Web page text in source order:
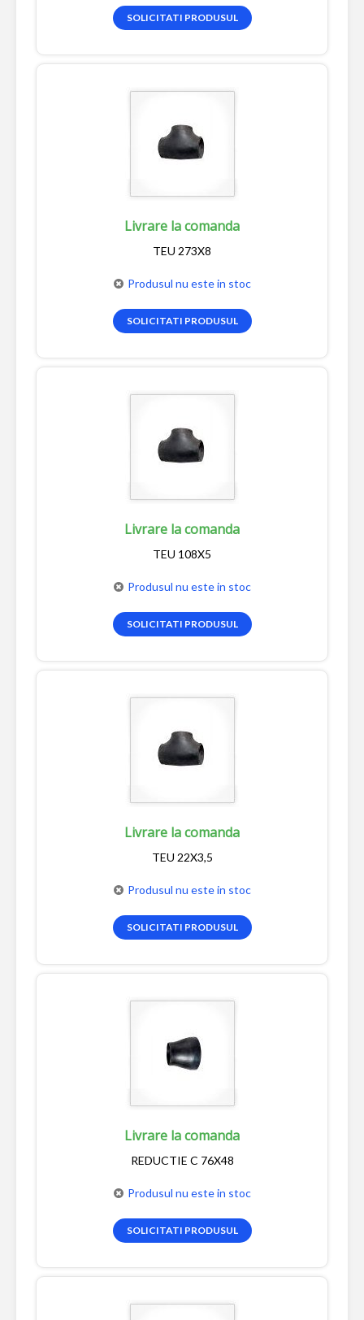
SOLICITATI PRODUSUL
Livrare la comanda
TEU 273X8
Produsul nu este in stoc
SOLICITATI PRODUSUL
Livrare la comanda
TEU 108X5
Produsul nu este in stoc
SOLICITATI PRODUSUL
Livrare la comanda
TEU 22X3,5
Produsul nu este in stoc
SOLICITATI PRODUSUL
Livrare la comanda
REDUCTIE C 76X48
Produsul nu este in stoc
SOLICITATI PRODUSUL